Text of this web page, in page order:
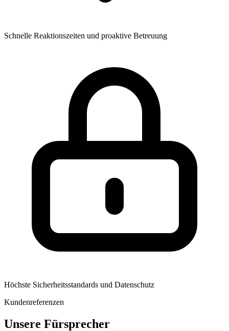
Schnelle Reaktionszeiten und proaktive Betreuung
Höchste Sicherheitsstandards und Datenschutz
Kundenreferenzen
Unsere Fürsprecher